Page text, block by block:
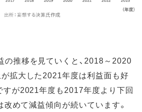
の推移を見ていくと、2018～2020
拡大した2021年度は利益面も好
すが2021年度も2017年度より下回
改めて減益傾向が続いています。